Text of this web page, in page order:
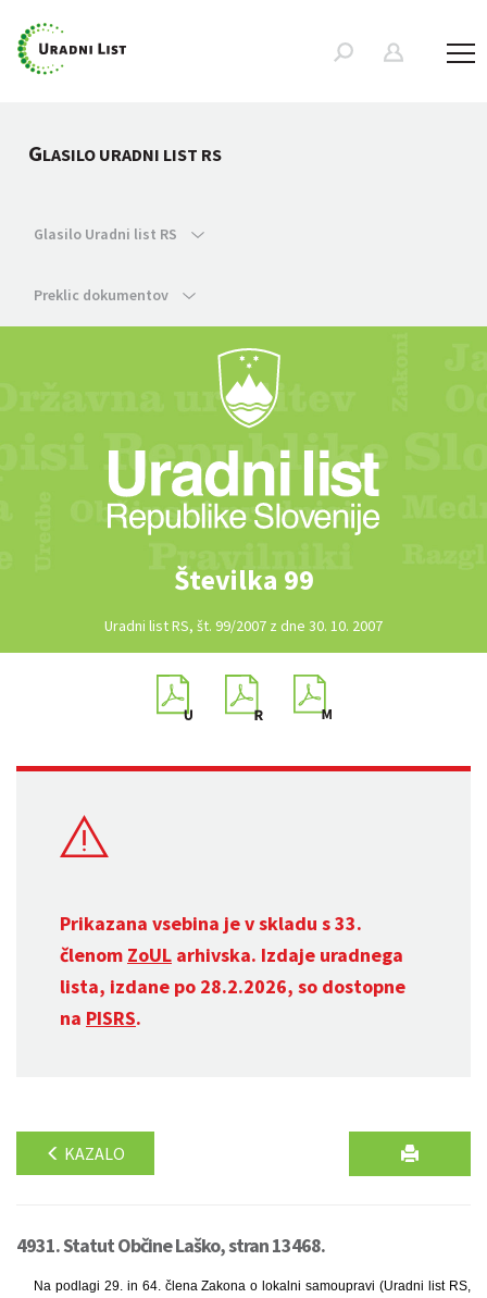
GLASILO URADNI LIST RS
Glasilo Uradni list RS
Preklic dokumentov
Številka 99
Uradni list RS, št. 99/2007 z dne 30. 10. 2007
Prikazana vsebina je v skladu s 33.
členom ZoUL arhivska. Izdaje uradnega
lista, izdane po 28.2.2026, so dostopne
na PISRS.
KAZALO
4931. Statut Občine Laško, stran 13468.
Na podlagi 29. in 64. člena Zakona o lokalni samoupravi (Uradni list RS,